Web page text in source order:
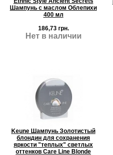
Шампунь с маслом Облепихи
400 мл
186,73 грн.
Нет в наличии
Keune Шампунь Золотистый
блондин для сохранения
яркости "теплых" светлых
оттенков Care Line Blonde